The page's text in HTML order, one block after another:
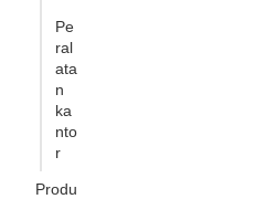
Pe
ral
ata
n
ka
nto
r
Produ